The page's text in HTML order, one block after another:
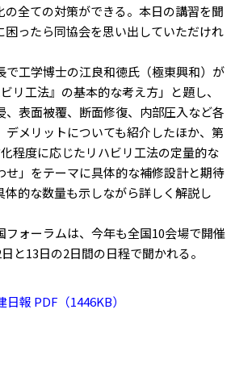
の全ての対策ができる。本日の講習を聞
困ったら同協会を思い出していただけれ
工学博士の江良和徳氏（極東興和）が
リ工法』の基本的な考え方」と題し、
、表面被覆、断面修復、内部圧入など各
デメリットについても紹介したほか、第
程度に応じたリハビリ工法の定量的な
せ」をテーマに具体的な補修設計と期待
体的な数量も示しながら詳しく解説し
ォーラムは、今年も全国10会場で開催
と13日の2日間の日程で聞かれる。
報 PDF（1446KB）